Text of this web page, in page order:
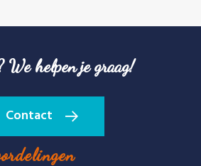
We helpen je graag!
Contact